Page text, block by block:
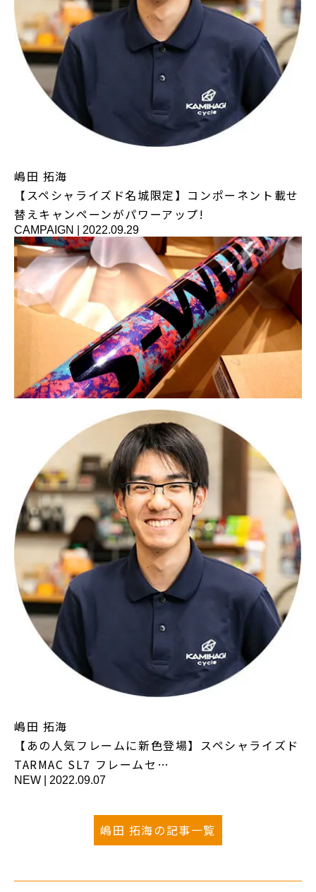
嶋田 拓海
【スペシャライズド名城限定】コンポーネント載せ
替えキャンペーンがパワーアップ!
CAMPAIGN 2022.09.29
嶋田 拓海
【あの人気フレームに新色登場】スペシャライズド
TARMAC SL7 フレームセ…
NEW 2022.09.07
嶋田 拓海の記事一覧